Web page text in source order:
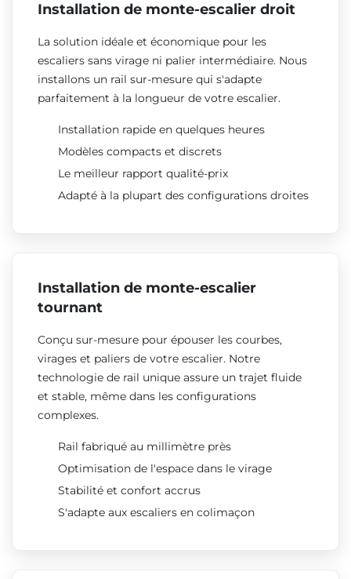
Installation de monte-escalier droit
La solution idéale et économique pour les
escaliers sans virage ni palier intermédiaire. Nous
installons un rail sur-mesure qui s'adapte
parfaitement à la longueur de votre escalier.
Installation rapide en quelques heures
Modèles compacts et discrets
Le meilleur rapport qualité-prix
Adapté à la plupart des configurations droites
Installation de monte-escalier
tournant
Conçu sur-mesure pour épouser les courbes,
virages et paliers de votre escalier. Notre
technologie de rail unique assure un trajet fluide
et stable, même dans les configurations
complexes.
Rail fabriqué au millimètre près
Optimisation de l'espace dans le virage
Stabilité et confort accrus
S'adapte aux escaliers en colimaçon